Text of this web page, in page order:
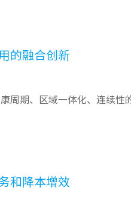
的融合创新
周期、区域一体化、连续性
和降本增效